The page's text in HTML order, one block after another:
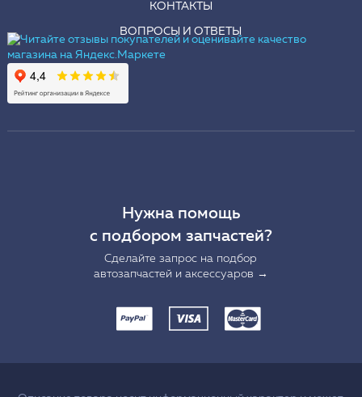
КОНТАКТЫ
ВОПРОСЫ И ОТВЕТЫ
Нужна помощь
с подбором запчастей?
Сделайте запрос на подбор
автозапчастей и аксессуаров →